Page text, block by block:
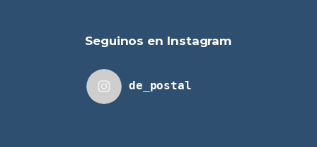
Seguinos en Instagram
de_postal